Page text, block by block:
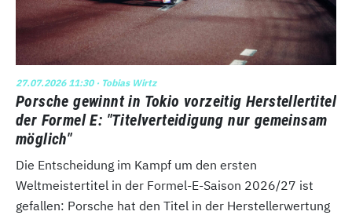
27.07.2026 11:30· Tobias Wirtz
Porsche gewinnt in Tokio vorzeitig Herstellertitel
der Formel E: "Titelverteidigung nur gemeinsam
möglich"
Die Entscheidung im Kampf um den ersten
Weltmeistertitel in der Formel-E-Saison 2026/27 ist
gefallen: Porsche hat den Titel in der Herstellerwertung